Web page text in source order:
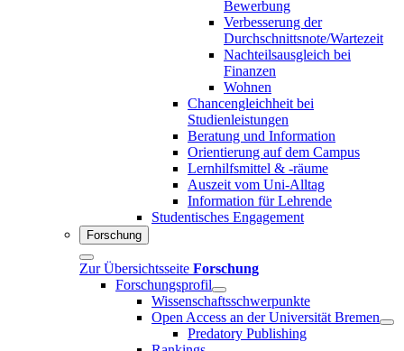
Bewerbung
Verbesserung der
Durchschnittsnote/Wartezeit
Nachteilsausgleich bei
Finanzen
Wohnen
Chancengleichheit bei
Studienleistungen
Beratung und Information
Orientierung auf dem Campus
Lernhilfsmittel & -räume
Auszeit vom Uni-Alltag
Information für Lehrende
Studentisches Engagement
Forschung
Zur Übersichtsseite Forschung
Forschungsprofil
Wissenschaftsschwerpunkte
Open Access an der Universität Bremen
Predatory Publishing